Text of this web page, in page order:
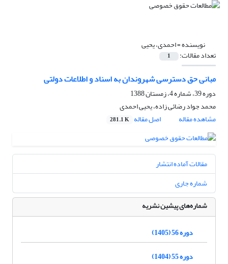
نویسنده =احمدی، یحیی
تعداد مقالات: 1
مبانی حق دسترسی شهروندان به اسناد و اطلاعات دولتی
دوره 39، شماره 4، زمستان 1388
محمد جواد رضائی زاده، یحیی احمدی
مشاهده مقاله
اصل مقاله 281.1 K
مقالات آماده انتشار
شماره جاری
شماره‌های پیشین نشریه
دوره 56 (1405)
دوره 55 (1404)